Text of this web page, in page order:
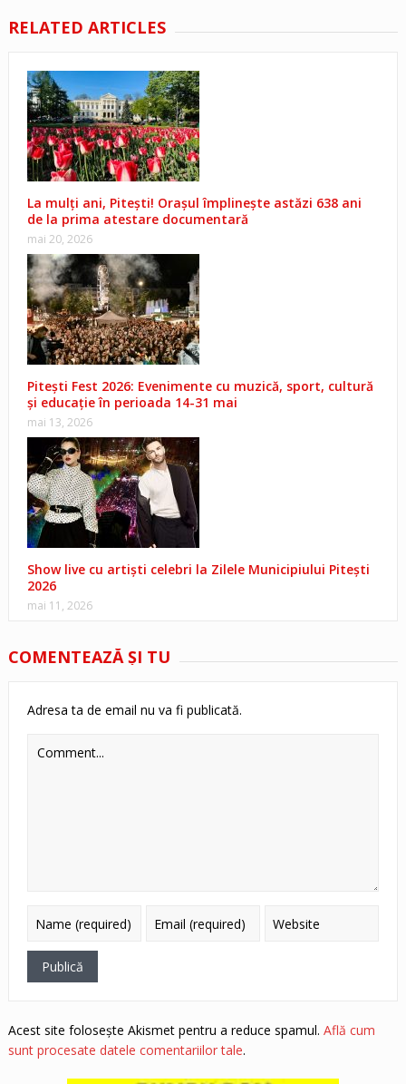
RELATED ARTICLES
La mulți ani, Pitești! Orașul împlinește astăzi 638 ani
de la prima atestare documentară
mai 20, 2026
Pitești Fest 2026: Evenimente cu muzică, sport, cultură
și educație în perioada 14-31 mai
mai 13, 2026
Show live cu artiști celebri la Zilele Municipiului Pitești
2026
mai 11, 2026
COMENTEAZĂ ŞI TU
Adresa ta de email nu va fi publicată.
Acest site folosește Akismet pentru a reduce spamul. Află cum
sunt procesate datele comentariilor tale.